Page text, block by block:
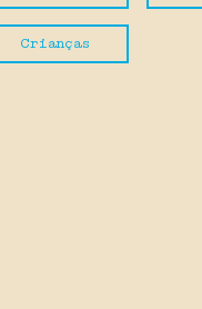
Crianças